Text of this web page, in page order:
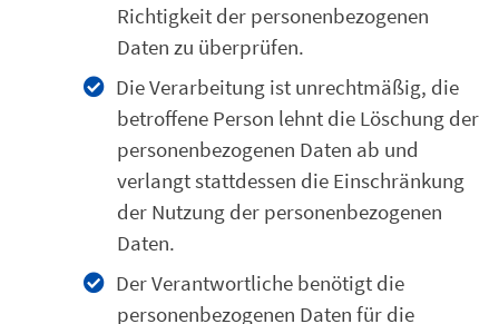
Richtigkeit der personenbezogenen
Daten zu überprüfen.
Die Verarbeitung ist unrechtmäßig, die
betroffene Person lehnt die Löschung der
personenbezogenen Daten ab und
verlangt stattdessen die Einschränkung
der Nutzung der personenbezogenen
Daten.
Der Verantwortliche benötigt die
personenbezogenen Daten für die